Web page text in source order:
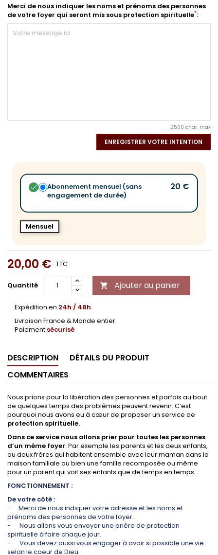
Merci de nous indiquer les noms et prénoms des personnes
de votre foyer qui seront mis sous protection spirituelle*:
2500 char. max
ENREGISTRER VOTRE INTENTION
Abonnement mensuel (sans
engagement de durée)
20 €
Mensuel
20,00 € TTC
Quantité  Ajouter au panier
Expédition en 24h / 48h.
Livraison France & Monde entier.
Paiement sécurisé
DESCRIPTION
DÉTAILS DU PRODUIT
COMMENTAIRES
Nous prions pour la libération des personnes et parfois au bout
de quelques temps des problèmes peuvent revenir. C’est
pourquoi nous avons eu à cœur de proposer un service de
protection spirituelle.
Dans ce service nous allons prier pour toutes les personnes
d’un même foyer. Par exemple les parents et les deux enfants,
ou deux frères qui habitent ensemble avec leur maman dans la
maison familiale ou bien une famille recomposée ou même
pour un parent qui voit ses enfants que de temps en temps.
FONCTIONNEMENT :
De votre côté :
-
Merci de nous indiquer votre adresse et les noms et
prénoms des personnes de votre foyer.
-
Nous allons vous envoyer une prière de protection
spirituelle à faire chaque jour.
-
Vous devez aussi vous engager à avoir si possible une vie
selon le coeur de Dieu.